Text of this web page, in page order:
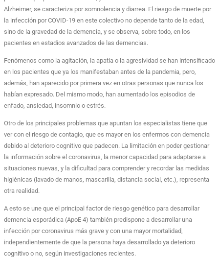
Alzheimer, se caracteriza por somnolencia y diarrea. El riesgo de muerte por
la infección por COVID-19 en este colectivo no depende tanto de la edad,
sino de la gravedad de la demencia, y se observa, sobre todo, en los
pacientes en estadios avanzados de las demencias.
Fenómenos como la agitación, la apatía o la agresividad se han intensificado
en los pacientes que ya los manifestaban antes de la pandemia, pero,
además, han aparecido por primera vez en otras personas que nunca los
habían expresado. Del mismo modo, han aumentado los episodios de
enfado, ansiedad, insomnio o estrés.
Otro de los principales problemas que apuntan los especialistas tiene que
ver con el riesgo de contagio, que es mayor en los enfermos con demencia
debido al deterioro cognitivo que padecen. La limitación en poder gestionar
la información sobre el coronavirus, la menor capacidad para adaptarse a
situaciones nuevas, y la dificultad para comprender y recordar las medidas
higiénicas (lavado de manos, mascarilla, distancia social, etc.), representa
otra realidad.
A esto se une que el principal factor de riesgo genético para desarrollar
demencia esporádica (ApoE 4) también predispone a desarrollar una
infección por coronavirus más grave y con una mayor mortalidad,
independientemente de que la persona haya desarrollado ya deterioro
cognitivo o no, según investigaciones recientes.